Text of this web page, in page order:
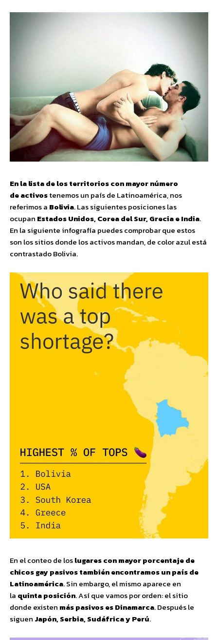
En la lista de los territorios con mayor número
de activostenemos un país de Latinoamérica, nos
referimos a Bolivia. Las siguientes posiciones las
ocupan Estados Unidos, Corea del Sur, Grecia e India.
En la siguiente infografía puedes comprobar que estos
son los sitios donde los activos mandan, de color azul está
contrastado Bolivia.
En el conteo de loslugares con mayor porcentaje de
chicos gay pasivos también encontramos un país de
Latinoamérica. Sin embargo, el mismo aparece en
la quinta posición. Así que vamos por orden: el sitio
donde existen más pasivos es Dinamarca. Después le
siguen Japón, Serbia, Sudáfrica y Perú.